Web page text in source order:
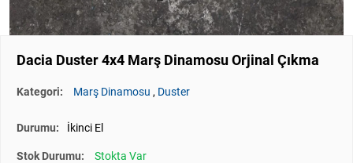
Dacia Duster 4x4 Marş Dinamosu Orjinal Çıkma
Kategori: Marş Dinamosu , Duster
Durumu: İkinci El
Stok Durumu: Stokta Var